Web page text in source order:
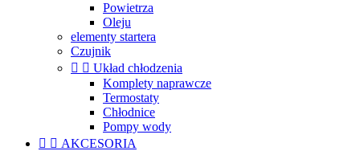
Powietrza
Oleju
elementy startera
Czujnik
  Układ chłodzenia
Komplety naprawcze
Termostaty
Chłodnice
Pompy wody
  AKCESORIA